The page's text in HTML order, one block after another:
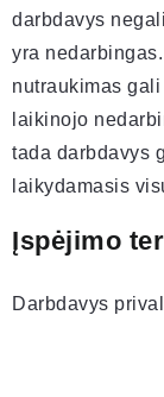
darbdavys
yra
nutraukimas
laikinojo
tada darbdavys
laikydamasis
Įspėjimo
Darbdavys